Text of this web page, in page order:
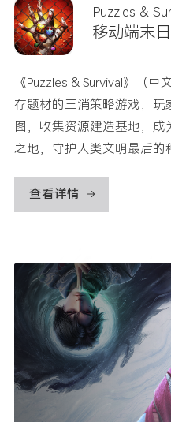
Puzzles &
移动端末
《Puzzles & Survival》（
存题材的三消策略游戏，玩
图，收集资源建造基地，
之地，守护人类文明最后的
查看详情